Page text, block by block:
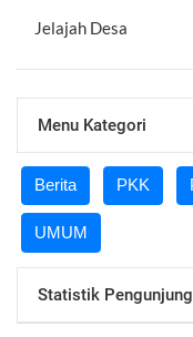
Jelajah Desa
Menu Kategori
Berita PKK
UMUM
Statistik Pengunjung